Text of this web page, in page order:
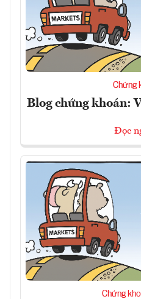
Chứng
Blog chứng khoán:
Đọc
Chứng